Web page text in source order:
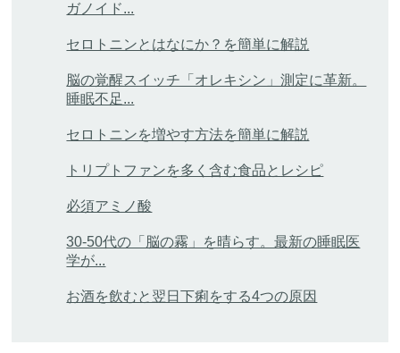
ガノイド...
セロトニンとはなにか？を簡単に解説
脳の覚醒スイッチ「オレキシン」測定に革新。
睡眠不足...
セロトニンを増やす方法を簡単に解説
トリプトファンを多く含む食品とレシピ
必須アミノ酸
30-50代の「脳の霧」を晴らす。最新の睡眠医
学が...
お酒を飲むと翌日下痢をする4つの原因